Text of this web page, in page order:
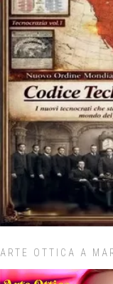
ARTE OTTICA A